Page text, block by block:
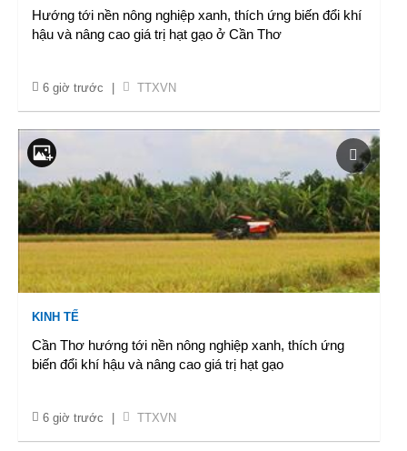
Hướng tới nền nông nghiệp xanh, thích ứng biến đổi khí
hậu và nâng cao giá trị hạt gạo ở Cần Thơ
6 giờ trước TTXVN
KINH TẾ
Cần Thơ hướng tới nền nông nghiệp xanh, thích ứng
biến đổi khí hậu và nâng cao giá trị hạt gạo
6 giờ trước TTXVN